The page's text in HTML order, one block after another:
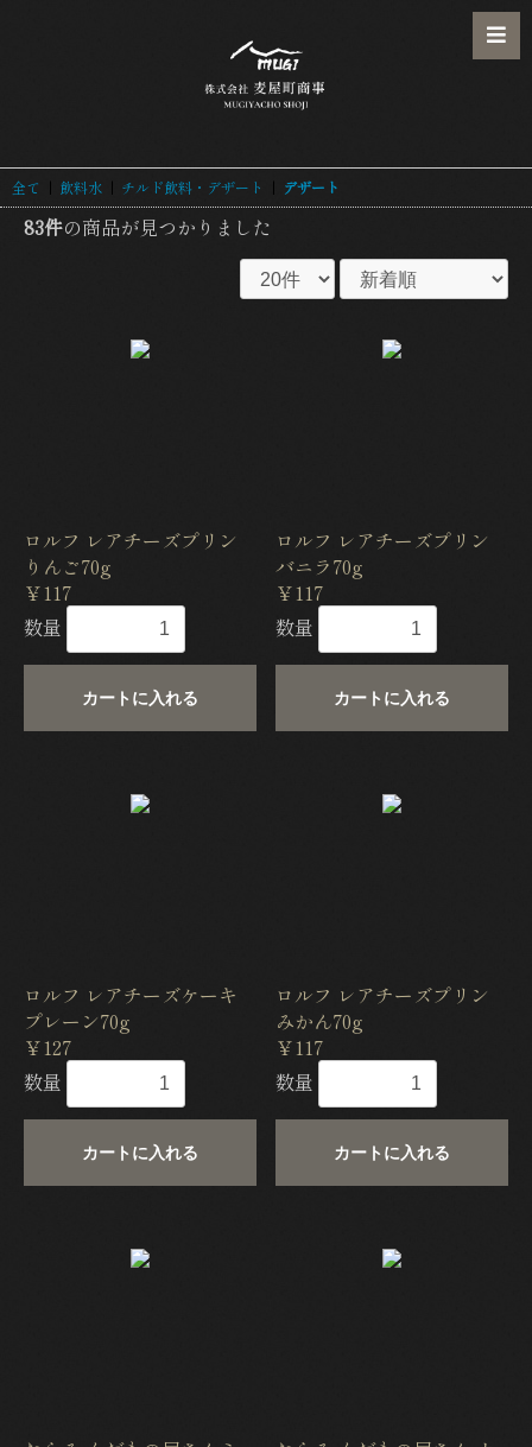
全て | 飲料水 | チルド飲料・デザート | デザート
83件の商品が見つかりました
ロルフ レアチーズプリン
りんご70g
￥117
数量
カートに入れる
ロルフ レアチーズプリン
バニラ70g
￥117
数量
カートに入れる
ロルフ レアチーズケーキ
プレーン70g
￥127
数量
カートに入れる
ロルフ レアチーズプリン
みかん70g
￥117
数量
カートに入れる